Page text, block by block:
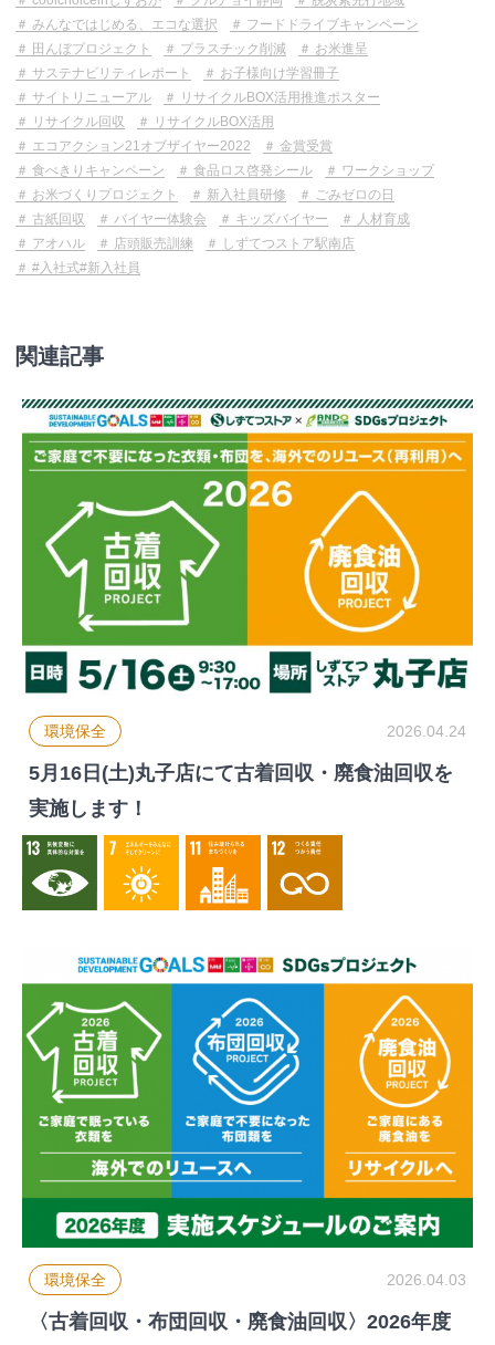
みんなではじめる、エコな選択
フードドライブキャンペーン
田んぼプロジェクト
プラスチック削減
お米進呈
サステナビリティレポート
お子様向け学習冊子
サイトリニューアル
リサイクルBOX活用推進ポスター
リサイクル回収
リサイクルBOX活用
エコアクション21オブザイヤー2022
金賞受賞
食べきりキャンペーン
食品ロス啓発シール
ワークショップ
お米づくりプロジェクト
新入社員研修
ごみゼロの日
古紙回収
バイヤー体験会 キッズバイヤー
人材育成
アオハル
店頭販売訓練
しずてつストア駅南店
#入社式#新入社員
関連記事
環境保全 2026.04.24
5月16日(土)丸子店にて古着回収・廃食油回収を
実施します！
環境保全 2026.04.03
〈古着回収・布団回収・廃食油回収〉2026年度